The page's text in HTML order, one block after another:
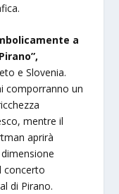
a
e Slovenia.
comporranno un
mentre il
aprirà
concerto
di Pirano.